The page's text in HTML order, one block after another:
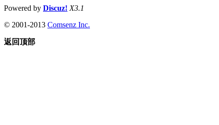
Powered by Discuz! X3.1
© 2001-2013 Comsenz Inc.
返回顶部